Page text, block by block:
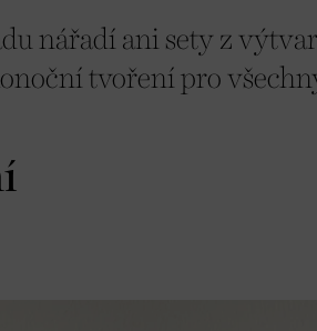
nářadí ani sety z
tvoření pro